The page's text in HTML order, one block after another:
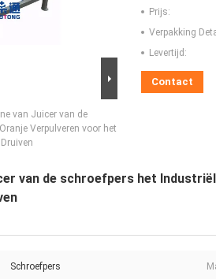
van Juicer van de
Verpulveren voor het
Prijs:
Verpakking
Levertijd:
Contact
van de schroefpers het
Schroefpers